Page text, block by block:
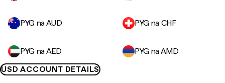
PYG na AUD PYG na CHF
PYG na AED
PYG na AMD
USD ACCOUNT DETAILS